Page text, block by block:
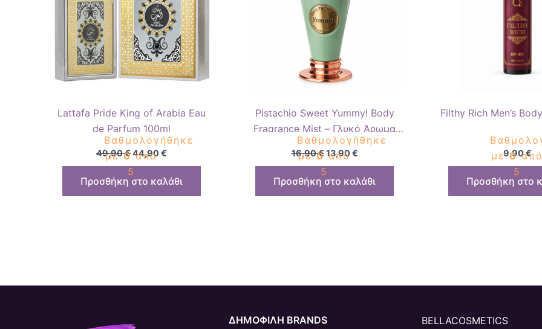
Lattafa Pride King of Arabia Eau
de Parfum 100ml
Βαθμολογήθηκε
με0από
5
49,90€44,90€
Προσθήκη στο καλάθι
Pistachio Sweet Yummy! Body
Fragrance Mist – Γλυκό Άρωμα
Σώματος
Βαθμολογήθηκε
με0από
5
16,90€ 13,90€
Προσθήκη στο καλάθι
Filthy Rich Men’s
με0από
5
9,90€
Προσθήκη στο
ΔΗΜΟΦΙΛΗ BRANDS BELLACOSMETICS